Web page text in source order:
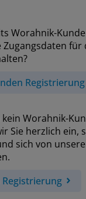
Worahnik-
für
Registrierung
Worahnik-
Sie herzlich ein,
sich von